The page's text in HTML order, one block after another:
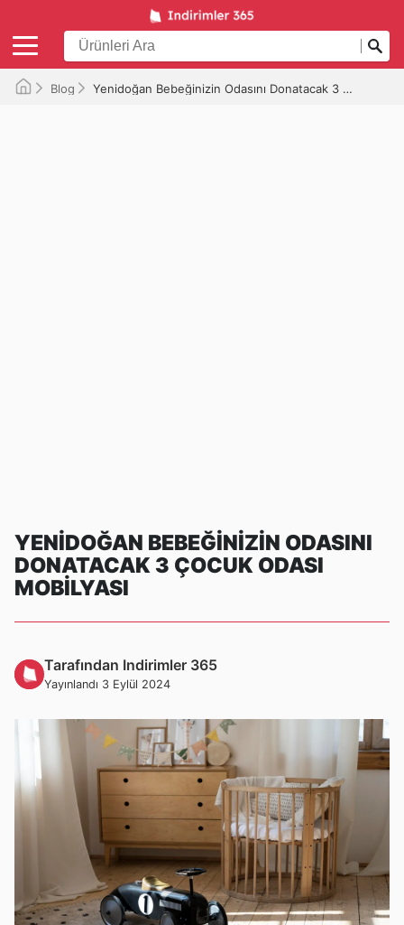
Blog Yenidoğan Bebeğinizin Odasını Donatacak 3 Çocuk Odası Mobilyası
YENIDOĞAN BEBEĞINIZIN ODASINI
DONATACAK 3 ÇOCUK ODASI
MOBILYASI
Tarafından Indirimler 365
Yayınlandı 3 Eylül 2024